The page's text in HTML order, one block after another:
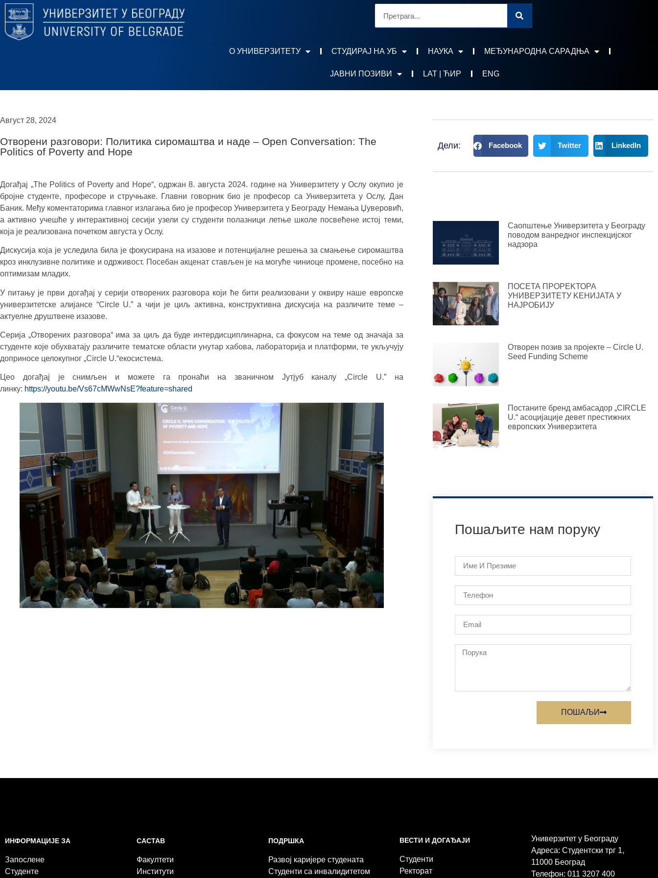
О УНИВЕРЗИТЕТУ СТУДИРАЈ НА УБ НАУКА МЕЂУНАРОДНА САРАДЊА
ЈАВНИ ПОЗИВИ LAT | ЋИР ENG
Август 28, 2024
Отворени разговори: Политика сиромаштва и наде – Open Conversation: The
Politics of Poverty and Hope
Догађај „The Politics of Poverty and Hope“, одржан 8. августа 2024. године на Универзитету у Ослу окупио је
бројне студенте, професоре и стручњаке. Главни говорник био је професор са Универзитета у Ослу, Дан
Баник. Међу коментаторима главног излагања био је професор Универзитета у Београду Немања Џуверовић,
а активно учешће у интерактивној сесији узели су студенти полазници летње школе посвећене истој теми,
која је реализована почетком августа у Ослу.
Дискусија која је уследила била је фокусирана на изазове и потенцијалне решења за смањење сиромаштва
кроз инклузивне политике и одрживост. Посебан акценат стављен је на могуће чиниоце промене, посебно на
оптимизам младих.
У питању је први догађај у серији отворених разговора који ће бити реализовани у оквиру наше европске
универзитетске алијансе “Circle U.” а чији је циљ активна, конструктивна дискусија на различите теме –
актуелне друштвене изазове.
Серија „Отворених разговора“ има за циљ да буде интердисциплинарна, са фокусом на теме од значаја за
студенте које обухватају различите тематске области унутар хабова, лабораторија и платформи, те укључују
доприносе целокупног „Circle U.“екосистема.
Цео догађај је снимљен и можете га пронаћи на званичном Јутјуб каналу „Circle U.” на
линку: https://youtu.be/Vs67cMWwNsE?feature=shared
Дели: Facebook Twitter LinkedIn
Саопштење Универзитета у Београду
поводом ванредног инспекцијског
надзора
ПОСЕТА ПРОРЕKТОРА
УНИВЕРЗИТЕТУ KЕНИЈАТА У
НАЈРОБИЈУ
Отворен позив за пројекте – Circle U.
Seed Funding Scheme
Постаните бренд амбасадор „CIRCLE
U.“ асоцијације девет престижних
европских Универзитета
Пошаљите нам поруку
ПОШАЉИ
ИНФОРМАЦИЈЕ ЗА
Запослене
Студенте
САСТАВ
Факултети
Институти
ПОДРШКА
Развој каријере студената
Студенти са инвалидитетом
ВЕСТИ И ДОГАЂАЈИ
Студенти
Ректорат
Универзитет у Београду
Адреса: Студентски трг 1,
11000 Београд
Телефон: 011 3207 400